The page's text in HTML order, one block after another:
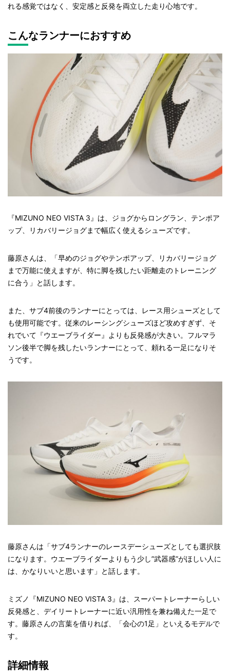
れる感覚ではなく、安定感と反発を両立した走り心地です。
こんなランナーにおすすめ
『MIZUNO NEO VISTA 3』は、ジョグからロングラン、テンポア
ップ、リカバリージョグまで幅広く使えるシューズです。
藤原さんは、「早めのジョグやテンポアップ、リカバリージョグ
まで万能に使えますが、特に脚を残したい距離走のトレーニング
に合う」と話します。
また、サブ4前後のランナーにとっては、レース用シューズとして
も使用可能です。従来のレーシングシューズほど攻めすぎず、そ
れでいて『ウエーブライダー』よりも反発感が大きい。フルマラ
ソン後半で脚を残したいランナーにとって、頼れる一足になりそ
うです。
藤原さんは「サブ4ランナーのレースデーシューズとしても選択肢
になります。ウエーブライダーよりもう少し”武器感”がほしい人に
は、かなりいいと思います」と話します。
ミズノ『MIZUNO NEO VISTA 3』は、スーパートレーナーらしい
反発感と、デイリートレーナーに近い汎用性を兼ね備えた一足で
す。藤原さんの言葉を借りれば、「会心の1足」といえるモデルで
す。
詳細情報